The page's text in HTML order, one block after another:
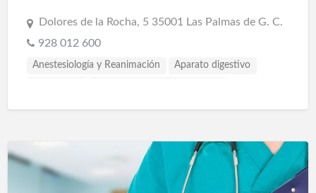
Dolores de la Rocha, 5 35001 Las Palmas de G. C.
928 012 600
Anestesiología y Reanimación Aparato digestivo
Dermatología y venereología
Estomatología Ginecología Hemodiálisis
Neumología Neurocirugía